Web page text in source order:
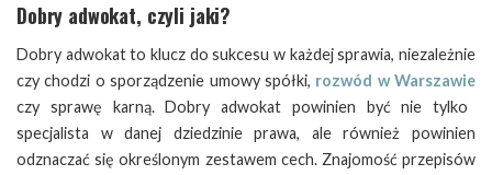
Dobry adwokat, czyli jaki?
Dobry adwokat to klucz do sukcesu w każdej sprawia, niezależnie
czy chodzi o sporządzenie umowy spółki, rozwód w Warszawie
czy sprawę karną. Dobry adwokat powinien być nie tylko
specjalista w danej dziedzinie prawa, ale również powinien
odznaczać się określonym zestawem cech. Znajomość przepisów